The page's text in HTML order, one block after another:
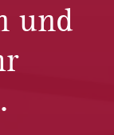
und